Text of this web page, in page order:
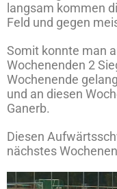
langsam kommen
Feld und gegen
Somit konnte man
Wochenenden 2
Wochenende
und an diesen
Ganerb.
Diesen
nächstes